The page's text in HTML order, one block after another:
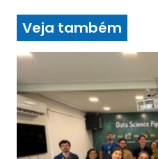
Veja também